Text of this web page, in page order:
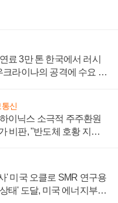
료 3만 톤 한국에서 러시
크라이나의 공격에 수요 늘
통신
이닉스 소극적 주주환원
비판, "반도체 호황 지속
' 미국 오클로 SMR 연구용
태' 도달, 미국 에너지부